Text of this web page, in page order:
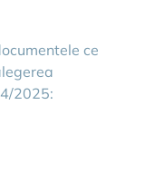
ce
2025: